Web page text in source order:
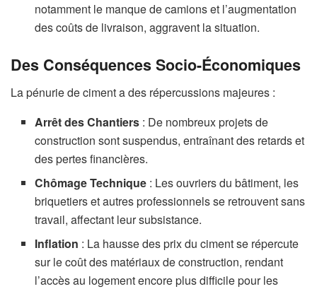
notamment le manque de camions et l’augmentation
des coûts de livraison, aggravent la situation.
Des Conséquences Socio-Économiques
La pénurie de ciment a des répercussions majeures :
Arrêt des Chantiers : De nombreux projets de
construction sont suspendus, entraînant des retards et
des pertes financières.
Chômage Technique : Les ouvriers du bâtiment, les
briquetiers et autres professionnels se retrouvent sans
travail, affectant leur subsistance.
Inflation : La hausse des prix du ciment se répercute
sur le coût des matériaux de construction, rendant
l’accès au logement encore plus difficile pour les